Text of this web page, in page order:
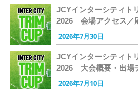
JCYインターシティト
2026 会場アクセス／
2026年7月30日
JCYインターシティト
2026 大会概要・出場
2026年7月10日